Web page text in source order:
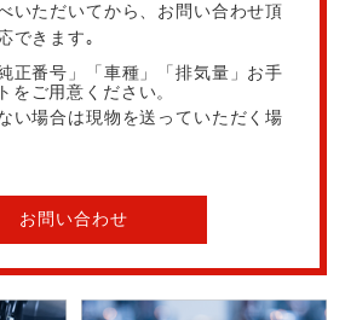
いただいてから、お問い合わせ頂
できます｡
正番号」「車種」「排気量」お手
をご用意ください。
い場合は現物を送っていただく場
お問い合わせ